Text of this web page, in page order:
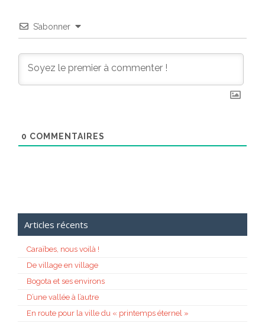
S’abonner
0 COMMENTAIRES
Articles récents
Caraïbes, nous voilà !
De village en village
Bogota et ses environs
D’une vallée à l’autre
En route pour la ville du « printemps éternel »